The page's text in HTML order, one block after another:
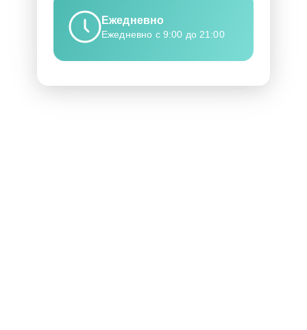
Ежедневно
Ежедневно с 9:00 до 21:00